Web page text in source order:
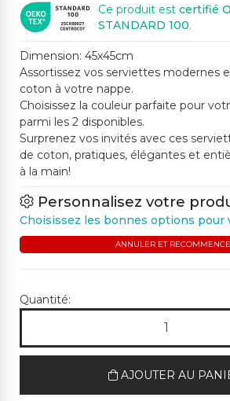
Ce produit est certifié
STANDARD 100.
Dimension: 45x45cm
Assortissez vos serviettes modernes
coton à votre nappe.
Choisissez la couleur parfaite pour
parmi les 2 disponibles.
Surprenez vos invités avec ces
de coton, pratiques, élégantes et
à la main!
Personnalisez votre
Choisissez les bonnes options pour
ANNULER ET
Quantité:
AJOUTER AU